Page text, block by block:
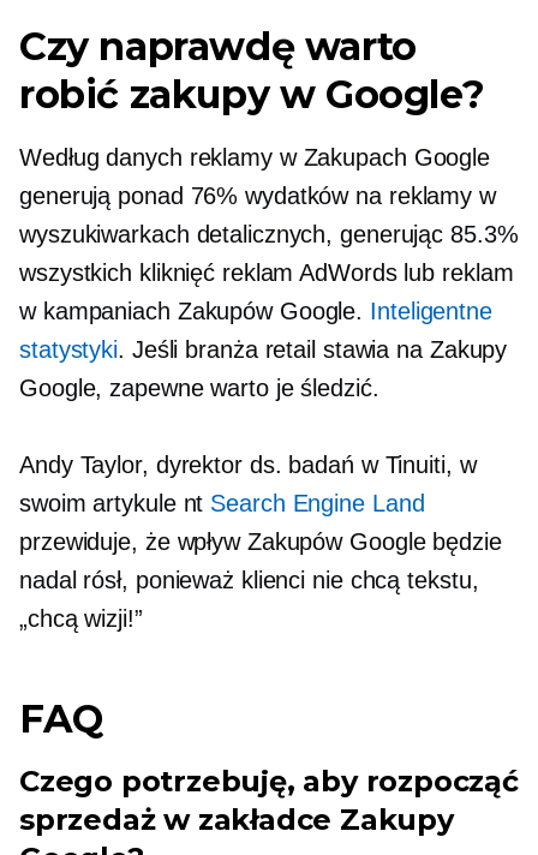
Czy naprawdę warto
robić zakupy w Google?
Według danych reklamy w Zakupach Google
generują ponad 76% wydatków na reklamy w
wyszukiwarkach detalicznych, generując 85.3%
wszystkich kliknięć reklam AdWords lub reklam
w kampaniach Zakupów Google. Inteligentne
statystyki. Jeśli branża retail stawia na Zakupy
Google, zapewne warto je śledzić.
Andy Taylor, dyrektor ds. badań w Tinuiti, w
swoim artykule nt Search Engine Land
przewiduje, że wpływ Zakupów Google będzie
nadal rósł, ponieważ klienci nie chcą tekstu,
„chcą wizji!”
FAQ
Czego potrzebuję, aby rozpocząć
sprzedaż w zakładce Zakupy